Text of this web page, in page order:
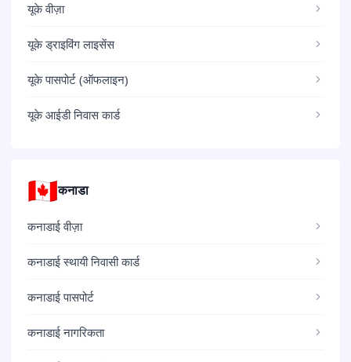
यूके वीज़ा
यूके ड्राइविंग लाइसेंस
यूके पासपोर्ट (ऑफलाइन)
यूके आईडी निवास कार्ड
🇨🇦कनाडा
कनाडाई वीज़ा
कनाडाई स्थायी निवासी कार्ड
कनाडाई पासपोर्ट
कनाडाई नागरिकता